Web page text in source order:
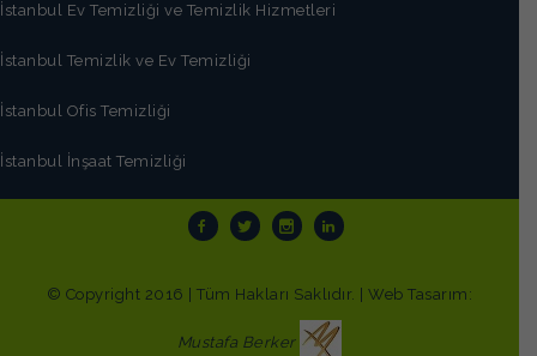
İstanbul Ev Temizliği ve Temizlik Hizmetleri
İstanbul Temizlik ve Ev Temizliği
İstanbul Ofis Temizliği
İstanbul İnşaat Temizliği
© Copyright 2016 | Tüm Hakları Saklıdır. | Web Tasarım:
Mustafa Berker